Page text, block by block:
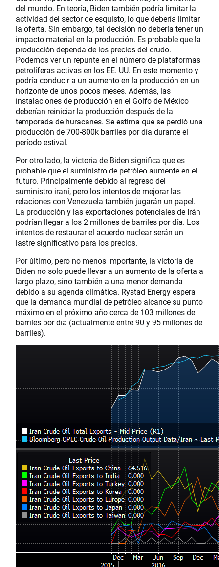
del mundo. En teoría, Biden también podría limitar la
actividad del sector de esquisto, lo que debería limitar
la oferta. Sin embargo, tal decisión no debería tener un
impacto material en la producción. Es probable que la
producción dependa de los precios del crudo.
Podemos ver un repunte en el número de plataformas
petrolíferas activas en los EE. UU. En este momento y
podría conducir a un aumento en la producción en un
horizonte de unos pocos meses. Además, las
instalaciones de producción en el Golfo de México
deberían reiniciar la producción después de la
temporada de huracanes. Se estima que se perdió una
producción de 700-800k barriles por día durante el
período estival.
Por otro lado, la victoria de Biden significa que es
probable que el suministro de petróleo aumente en el
futuro. Principalmente debido al regreso del
suministro iraní, pero los intentos de mejorar las
relaciones con Venezuela también jugarán un papel.
La producción y las exportaciones potenciales de Irán
podrían llegar a los 2 millones de barriles por día. Los
intentos de restaurar el acuerdo nuclear serán un
lastre significativo para los precios.
Por último, pero no menos importante, la victoria de
Biden no solo puede llevar a un aumento de la oferta a
largo plazo, sino también a una menor demanda
debido a su agenda climática. Rystad Energy espera
que la demanda mundial de petróleo alcance su punto
máximo en el próximo año cerca de 103 millones de
barriles por día (actualmente entre 90 y 95 millones de
barriles).